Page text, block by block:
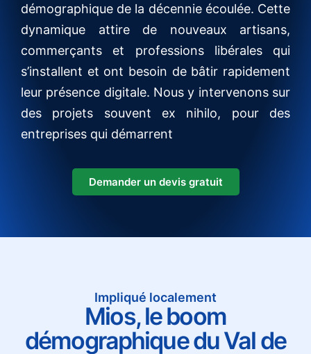
démographique de la décennie écoulée. Cette
dynamique attire de nouveaux artisans,
commerçants et professions libérales qui
s’installent et ont besoin de bâtir rapidement
leur présence digitale. Nous y intervenons sur
des projets souvent ex nihilo, pour des
entreprises qui démarrent
Demander un devis gratuit
Impliqué localement
Mios, le boom
démographique du Val de